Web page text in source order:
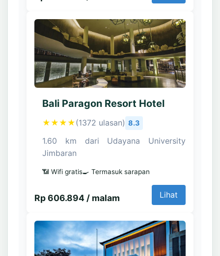
Bali Paragon Resort Hotel
★★★★(1372 ulasan) 8.3
1.60 km dari Udayana University
Jimbaran
📶 Wifi gratis🍳 Termasuk sarapan
Rp 606.894 / malam Lihat